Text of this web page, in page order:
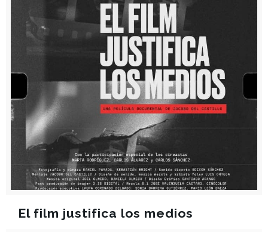
El film justifica los medios